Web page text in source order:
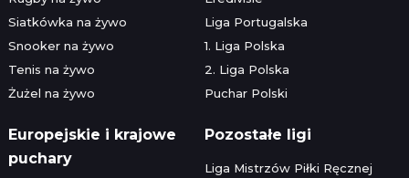
Siatkówka na żywo
Snooker na żywo
Tenis na żywo
Żużel na żywo
Liga Portugalska
1. Liga Polska
2. Liga Polska
Puchar Polski
Europejskie i krajowe
puchary
Pozostałe ligi
Liga Mistrzów Piłki Ręcznej